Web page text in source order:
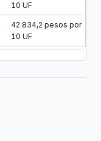
10 UF
42.834,2 pesos por
10 UF